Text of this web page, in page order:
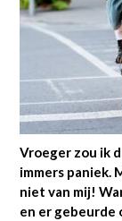
Vroeger zou ik
immers paniek.
niet van mij!
en er gebeurde